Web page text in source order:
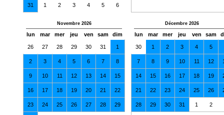
31 1 2 3 4 5 6
Novembre 2026
lun mar mer jeu ven sam dim
26 27 28 29 30 31 1
2 3 4 5 6 7 8
9 10 11 12 13 14 15
16 17 18 19 20 21 22
23 24 25 26 27 28 29
Décembre 2026
lun mar mer jeu ven sam
30 1 2 3 4 5
7 8 9 10 11 12
14 15 16 17 18 19
21 22 23 24 25 26
28 29 30 31 1 2